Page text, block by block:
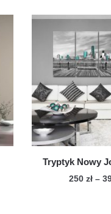
na
Tryptyk Nowy
250 zł –